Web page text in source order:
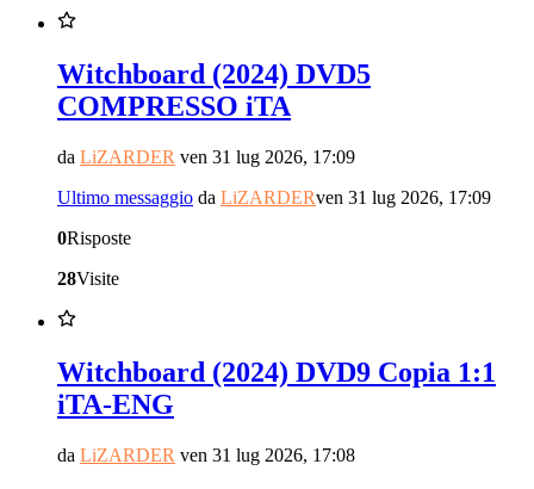
Witchboard (2024) DVD5
COMPRESSO iTA
da LiZARDER ven 31 lug 2026, 17:09
Ultimo messaggio da LiZARDERven 31 lug 2026, 17:09
0Risposte
28Visite
Witchboard (2024) DVD9 Copia 1:1
iTA-ENG
da LiZARDER ven 31 lug 2026, 17:08